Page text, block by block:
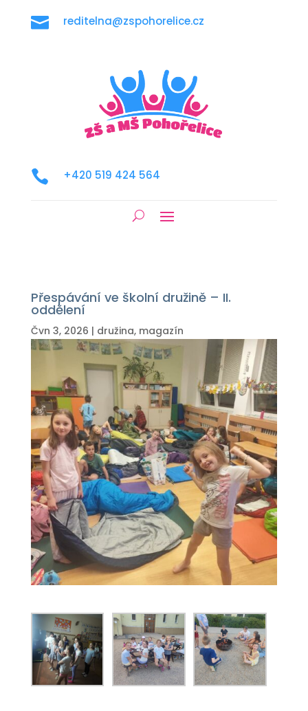
 reditelna@zspohorelice.cz
 +420 519 424 564
Přespávání ve školní družině – II.
oddělení
Čvn 3, 2026 | družina, magazín